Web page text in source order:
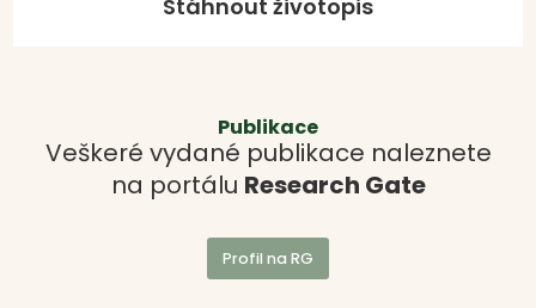
Stáhnout životopis
Publikace
Veškeré vydané publikace naleznete
na portálu Research Gate
Profil na RG